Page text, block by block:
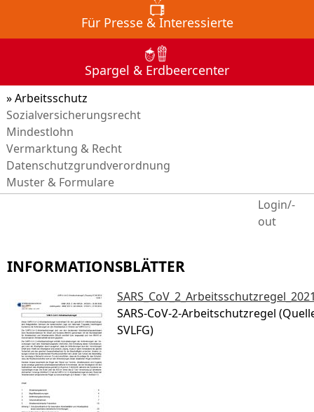
Für Presse & Interessierte
Spargel & Erdbeercenter
A Arbeitsschutz
Sozialversicherungsrecht
Mindestlohn
Vermarktung & Recht
Datenschutzgrundverordnung
Muster & Formulare
Login/-
out
INFORMATIONSBLÄTTER
SARS-CoV-2-Arbeitschutzregel
SVLFG)